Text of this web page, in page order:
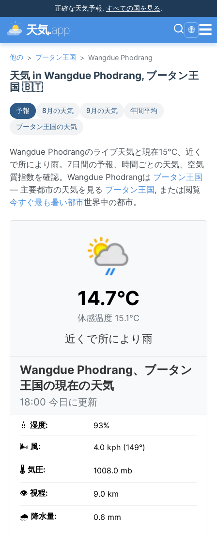
正確な天気予報. すべての国を見る.
天気.app 🌐 ☰
他の > ブータン王国 > Wangdue Phodrang
天気 in Wangdue Phodrang, ブータン王
国 🇧🇹
予報 8月の天気 9月の天気
年間平均
ブータン王国の天気
Wangdue Phodrangのライブ天気と現在15°C、近く
で所により雨。7日間の予報、時間ごとの天気、空気
質指数を確認。Wangdue Phodrangは ブータン王国
— 主要都市の天気を見る ブータン王国 , または閲覧
今すぐ最も暑い都市世界中の都市。
14.7°C
体感温度 15.1°C
近くで所により雨
Wangdue Phodrang、ブータン
王国の現在の天気
18:00 今日に更新
💧 湿度: 93%
🌬️ 風: 4.0 kph (149°)
🌡️ 気圧: 1008.0 mb
👁️ 視程: 9.0 km
🌧️ 降水量: 0.6 mm